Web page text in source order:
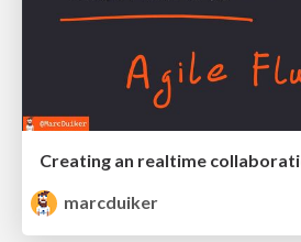
marcduiker